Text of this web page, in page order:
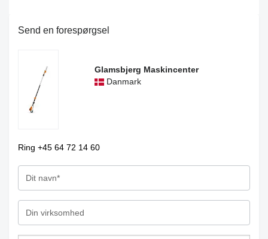
Send en forespørgsel
Glamsbjerg Maskincenter
Danmark
Ring +45 64 72 14 60